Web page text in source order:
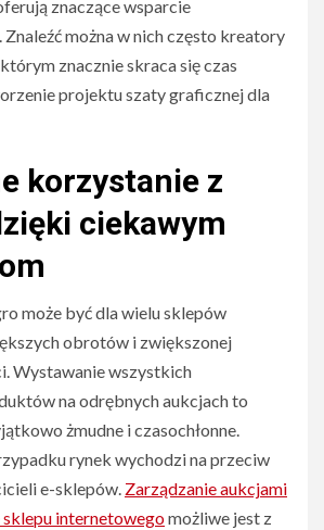
znaczące wsparcie
można w nich często kreatory
znacznie skraca się czas
projektu szaty graficznej dla
korzystanie z
ciekawym
może być dla wielu sklepów
obrotów i zwiększonej
Wystawanie wszystkich
na odrębnych aukcjach to
żmudne i czasochłonne.
rynek wychodzi na przeciw
e-sklepów. Zarządzanie aukcjami
internetowegomożliwe jest z